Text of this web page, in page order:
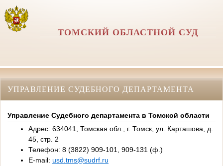
ТОМСКИЙ ОБЛАСТНОЙ СУД
УПРАВЛЕНИЕ СУДЕБНОГО ДЕПАРТАМЕНТА
Управление Судебного департамента в Томской области
Адрес: 634041, Томская обл., г. Томск, ул. Карташова, д.
45, стр. 2
Телефон: 8 (3822) 909-101, 909-131 (ф.)
E-mail: usd.tms@sudrf.ru